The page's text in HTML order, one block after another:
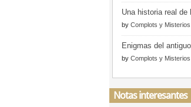
Una historia real de
by Complots y Misterios
Enigmas del
by Complots y Misterios
Notas interesantes